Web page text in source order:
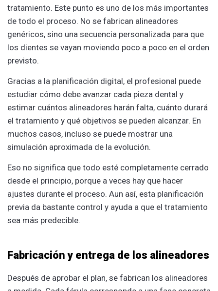
tratamiento. Este punto es uno de los más importantes
de todo el proceso. No se fabrican alineadores
genéricos, sino una secuencia personalizada para que
los dientes se vayan moviendo poco a poco en el orden
previsto.
Gracias a la planificación digital, el profesional puede
estudiar cómo debe avanzar cada pieza dental y
estimar cuántos alineadores harán falta, cuánto durará
el tratamiento y qué objetivos se pueden alcanzar. En
muchos casos, incluso se puede mostrar una
simulación aproximada de la evolución.
Eso no significa que todo esté completamente cerrado
desde el principio, porque a veces hay que hacer
ajustes durante el proceso. Aun así, esta planificación
previa da bastante control y ayuda a que el tratamiento
sea más predecible.
Fabricación y entrega de los alineadores
Después de aprobar el plan, se fabrican los alineadores